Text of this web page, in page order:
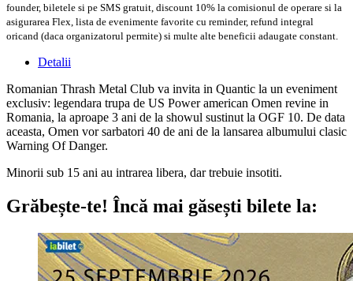
founder, biletele si pe SMS gratuit, discount 10% la comisionul de operare si la
asigurarea Flex, lista de evenimente favorite cu reminder, refund integral
oricand (daca organizatorul permite) si multe alte beneficii adaugate constant.
Detalii
Romanian Thrash Metal Club va invita in Quantic la un eveniment
exclusiv: legendara trupa de US Power american Omen revine in
Romania, la aproape 3 ani de la showul sustinut la OGF 10. De data
aceasta, Omen vor sarbatori 40 de ani de la lansarea albumului clasic
Warning Of Danger.
Minorii sub 15 ani au intrarea libera, dar trebuie insotiti.
Grăbește-te! Încă mai găsești bilete la: